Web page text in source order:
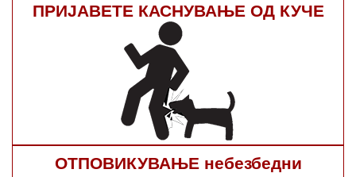
ПРИЈАВЕТЕ КАСНУВАЊЕ ОД КУЧЕ
ОТПОВИКУВАЊЕ небезбедни